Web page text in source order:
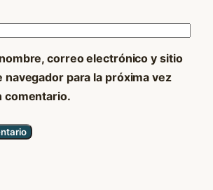
correo electrónico y sitio
navegador para la próxima vez
comentario.